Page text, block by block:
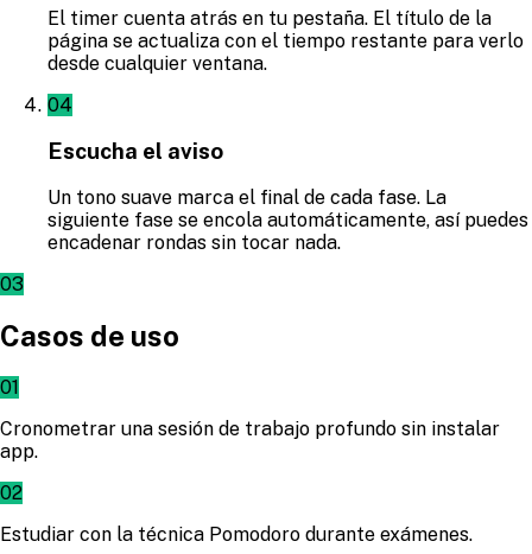
El timer cuenta atrás en tu pestaña. El título de la
página se actualiza con el tiempo restante para verlo
desde cualquier ventana.
04
Escucha el aviso
Un tono suave marca el final de cada fase. La
siguiente fase se encola automáticamente, así puedes
encadenar rondas sin tocar nada.
03
Casos de uso
01
Cronometrar una sesión de trabajo profundo sin instalar
app.
02
Estudiar con la técnica Pomodoro durante exámenes.